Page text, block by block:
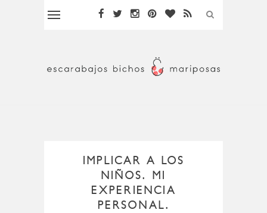
IMPLICAR A LOS
NIÑOS. MI
EXPERIENCIA
PERSONAL.